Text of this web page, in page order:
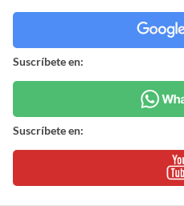
Suscríbete en:
Suscríbete en: